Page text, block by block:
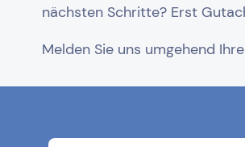
nächsten Schritte? Erst
Melden Sie uns umgehend